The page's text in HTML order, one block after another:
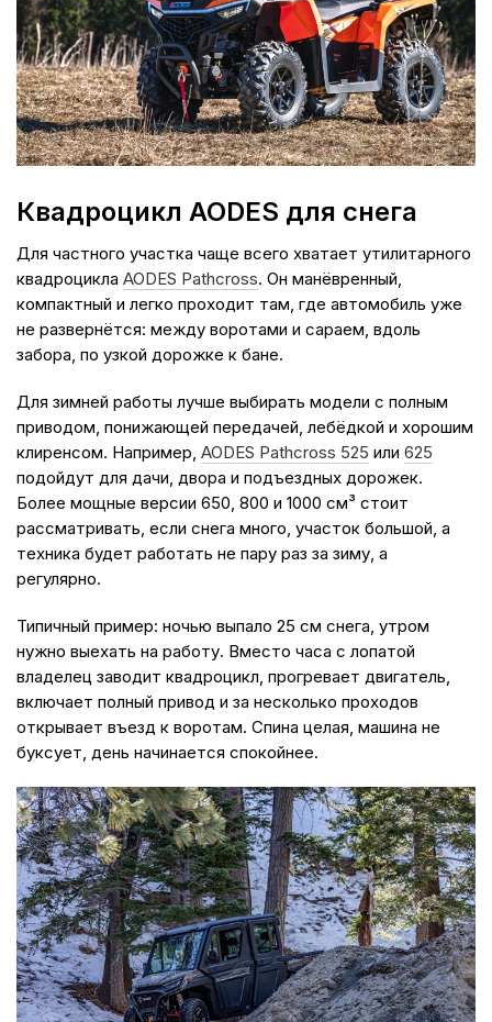
Квадроцикл AODES для снега
Для частного участка чаще всего хватает утилитарного
квадроцикла AODES Pathcross. Он манёвренный,
компактный и легко проходит там, где автомобиль уже
не развернётся: между воротами и сараем, вдоль
забора, по узкой дорожке к бане.
Для зимней работы лучше выбирать модели с полным
приводом, понижающей передачей, лебёдкой и хорошим
клиренсом. Например, AODES Pathcross 525 или 625
подойдут для дачи, двора и подъездных дорожек.
Более мощные версии 650, 800 и 1000 см³ стоит
рассматривать, если снега много, участок большой, а
техника будет работать не пару раз за зиму, а
регулярно.
Типичный пример: ночью выпало 25 см снега, утром
нужно выехать на работу. Вместо часа с лопатой
владелец заводит квадроцикл, прогревает двигатель,
включает полный привод и за несколько проходов
открывает въезд к воротам. Спина целая, машина не
буксует, день начинается спокойнее.